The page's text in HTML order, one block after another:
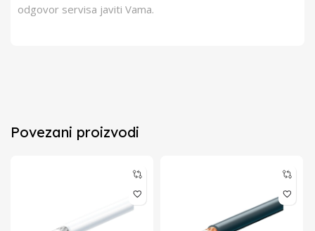
odgovor servisa javiti Vama.
Povezani proizvodi